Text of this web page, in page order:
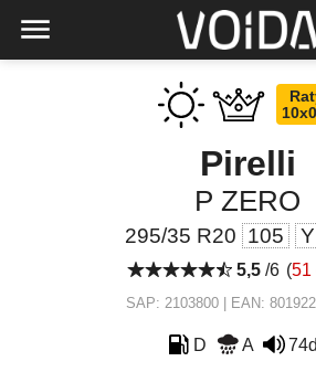
Pirelli
P ZERO
295/35 R20 105 Y
5,5/6 (51
SAP: 2103800 | EAN:
D A